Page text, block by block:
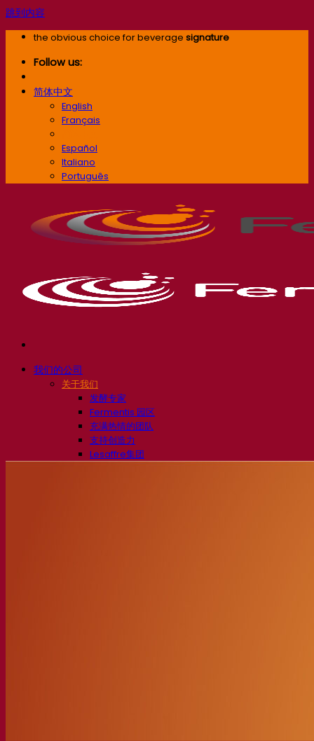
跳到内容
the obvious choice for beverage signature
Follow us:
简体中文
English
Français
Español
Italiano
Português
我们的公司
关于我们
发酵专家
Fermentis 园区
充满热情的团队
支持创造力
Lesaffre集团